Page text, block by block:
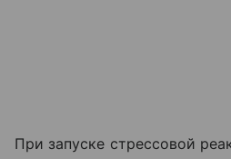
При запуске стрессовой